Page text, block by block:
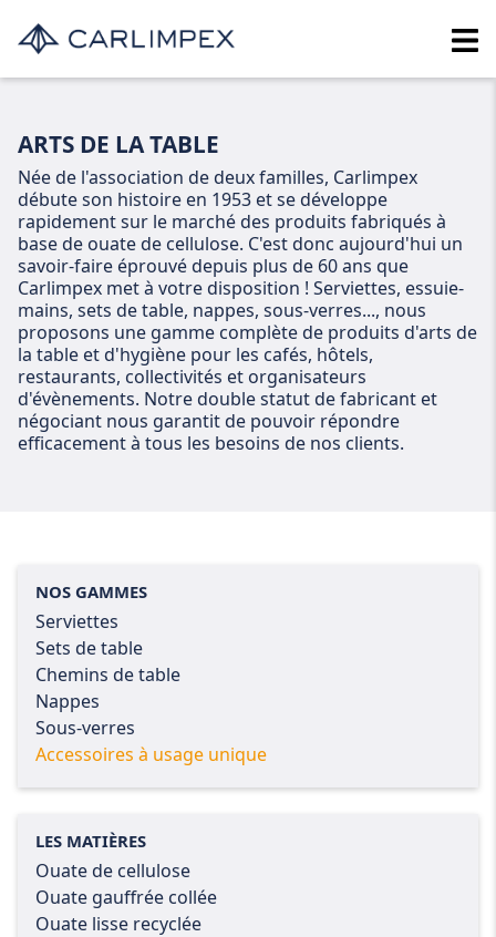
ARTS DE LA TABLE
Née de l'association de deux familles, Carlimpex
débute son histoire en 1953 et se développe
rapidement sur le marché des produits fabriqués à
base de ouate de cellulose. C'est donc aujourd'hui un
savoir-faire éprouvé depuis plus de 60 ans que
Carlimpex met à votre disposition ! Serviettes, essuie-
mains, sets de table, nappes, sous-verres..., nous
proposons une gamme complète de produits d'arts de
la table et d'hygiène pour les cafés, hôtels,
restaurants, collectivités et organisateurs
d'évènements. Notre double statut de fabricant et
négociant nous garantit de pouvoir répondre
efficacement à tous les besoins de nos clients.
NOS GAMMES
Serviettes
Sets de table
Chemins de table
Nappes
Sous-verres
Accessoires à usage unique
LES MATIÈRES
Ouate de cellulose
Ouate gauffrée collée
Ouate lisse recyclée